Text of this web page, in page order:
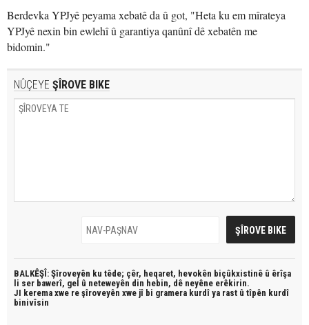
Berdevka YPJyê peyama xebatê da û got, "Heta ku em mîrateya
YPJyê nexin bin ewlehî û garantiya qanûnî dê xebatên me
bidomin."
NÛÇEYE ŞÎROVE BIKE
BALKÊŞÎ: Şîroveyên ku têde; çêr, heqaret, hevokên biçûkxistinê û êrîşa
li ser bawerî, gel û neteweyên din hebin, dê neyêne erêkirin.
JI kerema xwe re şîroveyên xwe jî bi gramera kurdî ya rast û tîpên kurdî
binivîsin